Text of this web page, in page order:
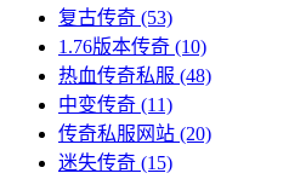
复古传奇 (53)
1.76版本传奇 (10)
热血传奇私服 (48)
中变传奇 (11)
传奇私服网站 (20)
迷失传奇 (15)